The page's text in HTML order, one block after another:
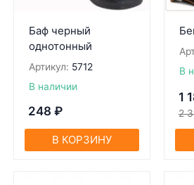
Баф черный
однотонный
Артикул: 5712
В наличии
248 ₽
В КОРЗИНУ
В
1
2